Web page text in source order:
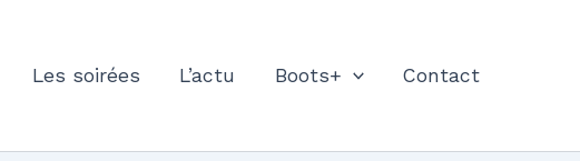
Les soirées L’actu Boots+ Contact